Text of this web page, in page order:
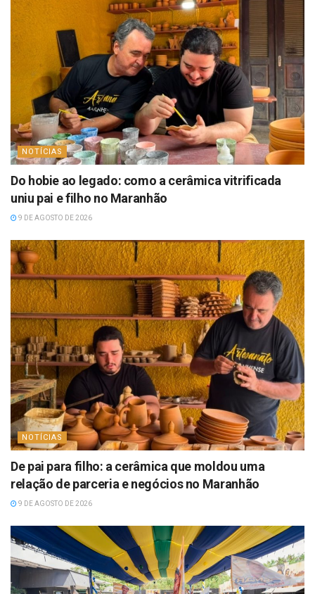
NOTÍCIAS
Do hobie ao legado: como a cerâmica vitrificada
uniu pai e filho no Maranhão
9 DE AGOSTO DE 2026
NOTÍCIAS
De pai para filho: a cerâmica que moldou uma
relação de parceria e negócios no Maranhão
9 DE AGOSTO DE 2026